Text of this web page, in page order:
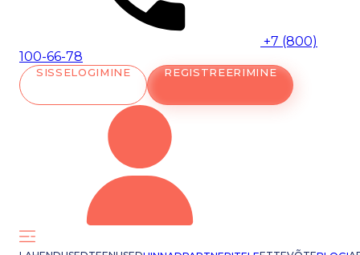
+7 (800)
100-66-78
SISSELOGIMINE REGISTREERIMINE